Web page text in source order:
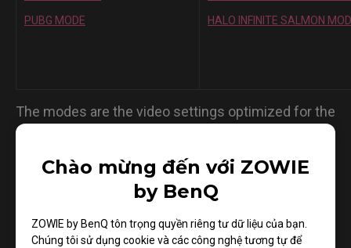
Chào mừng đến với ZOWIE
by BenQ
ZOWIE by BenQ tôn trọng quyền riêng tư dữ liệu của bạn.
Chúng tôi sử dụng cookie và các công nghệ tương tự để
PUBG MODE
HALO INFINITE SALMON
The modes are the video settings optimized for the
mentioned gameplay and not performance